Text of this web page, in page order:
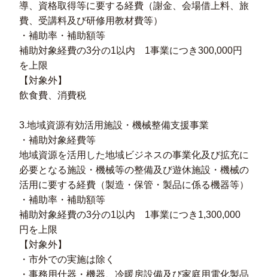
導、資格取得等に要する経費（謝金、会場借上料、旅
費、受講料及び研修用教材費等）
・補助率・補助額等
補助対象経費の3分の1以内 1事業につき300,000円
を上限
【対象外】
飲食費、消費税
3.地域資源有効活用施設・機械整備支援事業
・補助対象経費等
地域資源を活用した地域ビジネスの事業化及び拡充に
必要となる施設・機械等の整備及び遊休施設・機械の
活用に要する経費（製造・保管・製品に係る機器等）
・補助率・補助額等
補助対象経費の3分の1以内 1事業につき1,300,000
円を上限
【対象外】
・市外での実施は除く
・事務用什器・機器、冷暖房設備及び家庭用電化製品